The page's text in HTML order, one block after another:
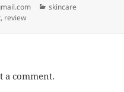
Categories
skincare
, review
a comment.